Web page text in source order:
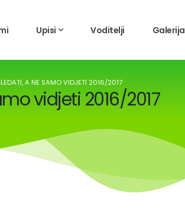
Upisi Voditelji Galerija
A NE SAMO VIDJETI 2016/2017
vidjeti 2016/2017